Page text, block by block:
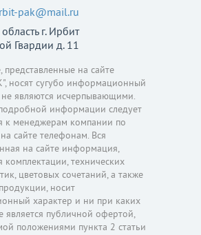
pak@mail.ru
г. Ирбит
Гвардии д. 11
представленные на сайте
носят сугубо информационный
являются исчерпывающими.
информации следует
к менеджерам компании по
сайте телефонам. Вся
на сайте информация,
комплектации, технических
цветовых сочетаний, а также
носит
характер и ни при каких
является публичной офертой,
положениями пункта 2 статьи